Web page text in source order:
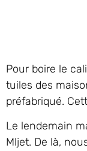
Pour boire le
tuiles des
préfabriqué.
Le lendemain
Mljet. De là,